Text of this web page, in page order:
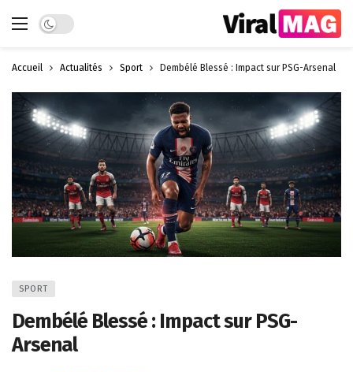
Dark mode
Accueil Actualités Sport Dembélé Blessé : Impact sur PSG-Arsenal
SPORT
Dembélé Blessé : Impact sur PSG-
Arsenal